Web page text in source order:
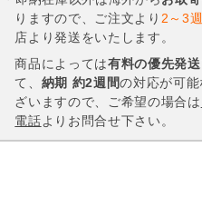
りますので、ご注文より 2～3
店より発送をいたします。
商品によっては有料の優先発
て、 納期 約2週間の対応が可
ざいますので、ご希望の場合は
電話よりお問合せ下さい。